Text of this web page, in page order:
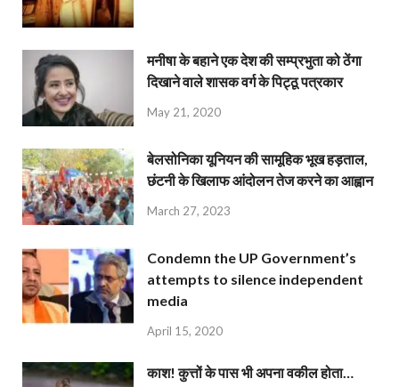
मनीषा के बहाने एक देश की सम्प्रभुता को ठेंगा
दिखाने वाले शासक वर्ग के पिट्ठू पत्रकार
May 21, 2020
बेलसोनिका यूनियन की सामूहिक भूख हड़ताल,
छंटनी के खिलाफ आंदोलन तेज करने का आह्वान
March 27, 2023
Condemn the UP Government’s
attempts to silence independent
media
April 15, 2020
काश! कुत्तों के पास भी अपना वकील होता…